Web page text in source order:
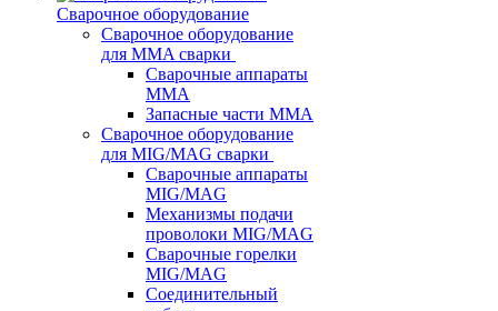
Сварочное оборудование
Сварочное оборудование
для MMA сварки
Сварочные аппараты
MMA
Запасные части MMA
Сварочное оборудование
для MIG/MAG сварки
Сварочные аппараты
MIG/MAG
Механизмы подачи
проволоки MIG/MAG
Сварочные горелки
MIG/MAG
Соединительный